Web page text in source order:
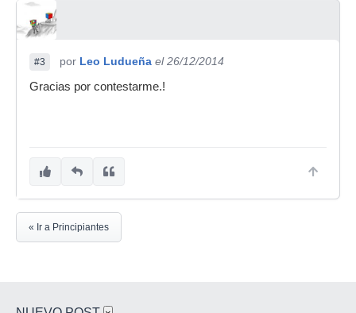
#3 por Leo Ludueña el 26/12/2014
Gracias por contestarme.!
« Ir a Principiantes